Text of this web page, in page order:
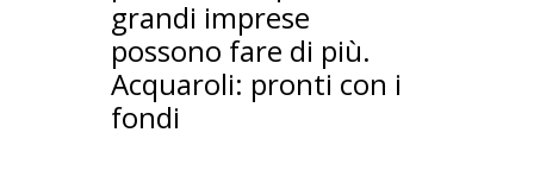
grandi imprese
possono fare di più.
Acquaroli: pronti con i
fondi